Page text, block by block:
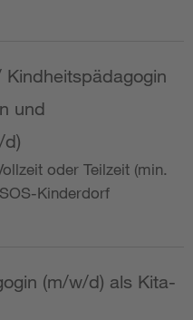
und
d)
oder Teilzeit (min.
Kinderdorf
(m/w/d) als Kita-